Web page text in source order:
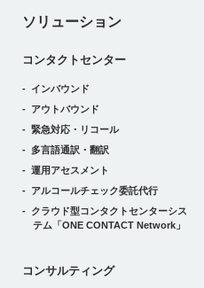
ソリューション
コンタクトセンター
インバウンド
アウトバウンド
緊急対応・リコール
多言語通訳・翻訳
運用アセスメント
アルコールチェック委託代行
クラウド型コンタクトセンターシス
テム 「ONE CONTACT Network」
コンサルティング